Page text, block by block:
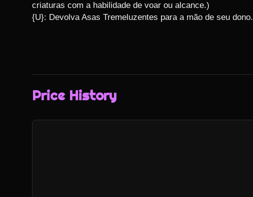
criaturas com a habilidade de voar ou alcance.)
{U}: Devolva Asas Tremeluzentes para a mão de seu dono.
Price History